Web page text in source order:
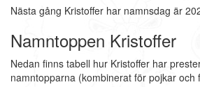
Nästa gång Kristoffer har namnsdag är
Namntoppen Kristoffer
Nedan finns tabell hur Kristoffer har
namntopparna (kombinerat för pojkar och